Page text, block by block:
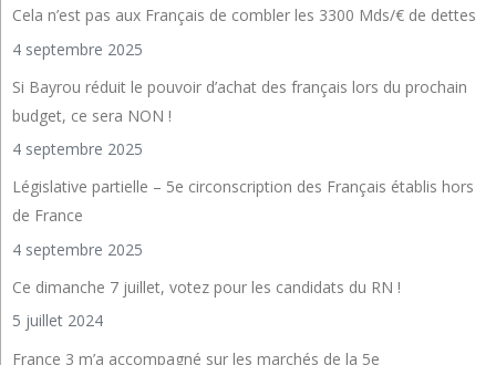
Cela n’est pas aux Français de combler les 3300 Mds/€ de dettes
4 septembre 2025
Si Bayrou réduit le pouvoir d’achat des français lors du prochain
budget, ce sera NON !
4 septembre 2025
Législative partielle – 5e circonscription des Français établis hors
de France
4 septembre 2025
Ce dimanche 7 juillet, votez pour les candidats du RN !
5 juillet 2024
France 3 m’a accompagné sur les marchés de la 5e